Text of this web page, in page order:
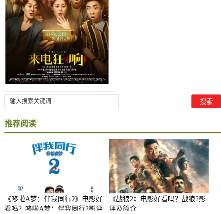
推荐阅读
《哆啦A梦：伴我同行2》电影好
看吗？哆啦A梦：伴我同行2影评
《战狼2》电影好看吗？战狼2影
评及简介